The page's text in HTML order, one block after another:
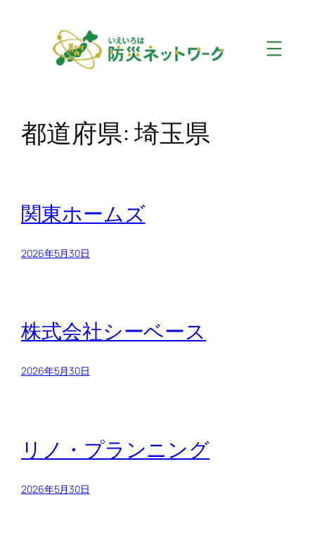
都道府県:埼玉県
関東ホームズ
2026年5月30日
株式会社シーベース
2026年5月30日
リノ・プランニング
2026年5月30日